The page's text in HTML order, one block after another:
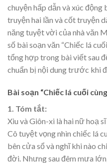
chuyện hấp dẫn và xúc
truyện hai lần và cốt truyện
năng tuyệt vời của nhà văn
số bài soạn văn “Chiếc lá
tổng hợp trong bài viết sau
chuẩn bị nội dung trước khi
Bài soạn “Chiếc lá cuối
1. Tóm tắt:
Xiu và Giôn-xi là hai nữ hoạ
Cô tuyệt vọng nhìn chiếc lá
bên cửa sổ và nghĩ khi nào
đời. Nhưng sau đêm mưa